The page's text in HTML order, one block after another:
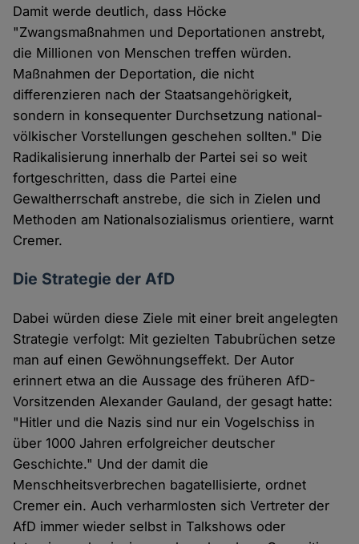
Damit werde deutlich, dass Höcke
"Zwangsmaßnahmen und Deportationen anstrebt,
die Millionen von Menschen treffen würden.
Maßnahmen der Deportation, die nicht
differenzieren nach der Staatsangehörigkeit,
sondern in konsequenter Durchsetzung national-
völkischer Vorstellungen geschehen sollten." Die
Radikalisierung innerhalb der Partei sei so weit
fortgeschritten, dass die Partei eine
Gewaltherrschaft anstrebe, die sich in Zielen und
Methoden am Nationalsozialismus orientiere, warnt
Cremer.
Die Strategie der AfD
Dabei würden diese Ziele mit einer breit angelegten
Strategie verfolgt: Mit gezielten Tabubrüchen setze
man auf einen Gewöhnungseffekt. Der Autor
erinnert etwa an die Aussage des früheren AfD-
Vorsitzenden Alexander Gauland, der gesagt hatte:
"Hitler und die Nazis sind nur ein Vogelschiss in
über 1000 Jahren erfolgreicher deutscher
Geschichte." Und der damit die
Menschheitsverbrechen bagatellisierte, ordnet
Cremer ein. Auch verharmlosten sich Vertreter der
AfD immer wieder selbst in Talkshows oder